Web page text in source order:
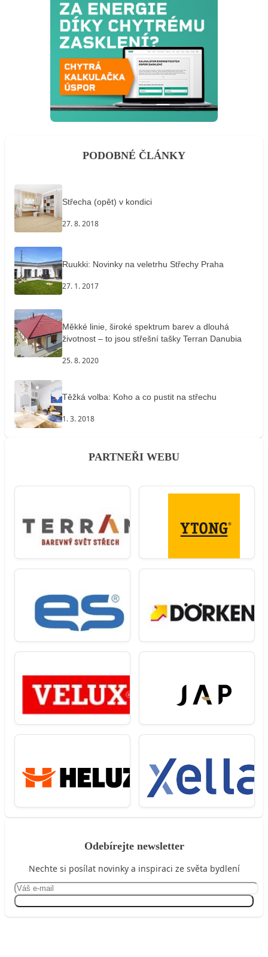
PODOBNÉ ČLÁNKY
Střecha (opět) v kondici
27. 8. 2018
Ruukki: Novinky na veletrhu Střechy Praha
27. 1. 2017
Měkké linie, široké spektrum barev a dlouhá
životnost – to jsou střešní tašky Terran Danubia
25. 8. 2020
Těžká volba: Koho a co pustit na střechu
1. 3. 2018
PARTNEŘI WEBU
Odebírejte newsletter
Nechte si posílat novinky a inspiraci ze světa bydlení